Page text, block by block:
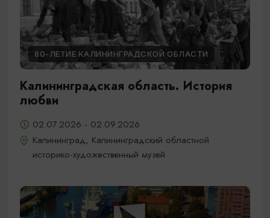
80-ЛЕТИЕ КАЛИНИНГРАДСКОЙ ОБЛАСТИ
Калининградская область. История
любви
02.07.2026 - 02.09.2026
Калининград, Калининградский областной
историко-художественный музей